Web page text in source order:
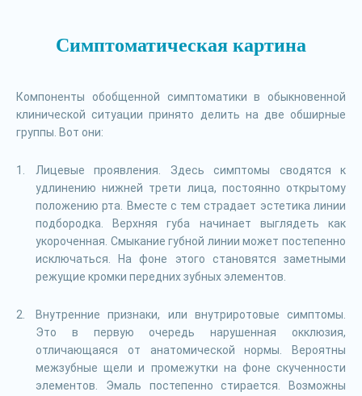
Симптоматическая картина
Компоненты обобщенной симптоматики в обыкновенной
клинической ситуации принято делить на две обширные
группы. Вот они:
Лицевые проявления. Здесь симптомы сводятся к
удлинению нижней трети лица, постоянно открытому
положению рта. Вместе с тем страдает эстетика линии
подбородка. Верхняя губа начинает выглядеть как
укороченная. Смыкание губной линии может постепенно
исключаться. На фоне этого становятся заметными
режущие кромки передних зубных элементов.
Внутренние признаки, или внутриротовые симптомы.
Это в первую очередь нарушенная окклюзия,
отличающаяся от анатомической нормы. Вероятны
межзубные щели и промежутки на фоне скученности
элементов. Эмаль постепенно стирается. Возможны